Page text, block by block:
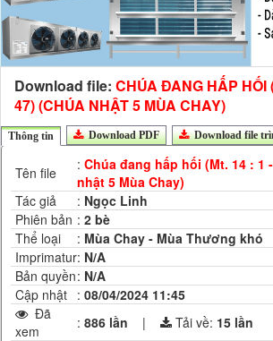
Download file: CHÚA ĐANG HẤP HỐI
47) (CHÚA NHẬT 5 MÙA CHAY)
Thông tin Download PDF Download file
Tên file : Chúa đang hấp hối (Mt. 14 : 1
nhật 5 Mùa Chay)
Tác giả
: Ngọc Linh
Phiên bản : 2 bè
Thể loại
: Mùa Chay - Mùa Thương khó
Imprimatur: N/A
Bản quyền: N/A
Cập nhật : 08/04/2024 11:45
Đã
xem
: 886 lần | Tải về: 15 lần